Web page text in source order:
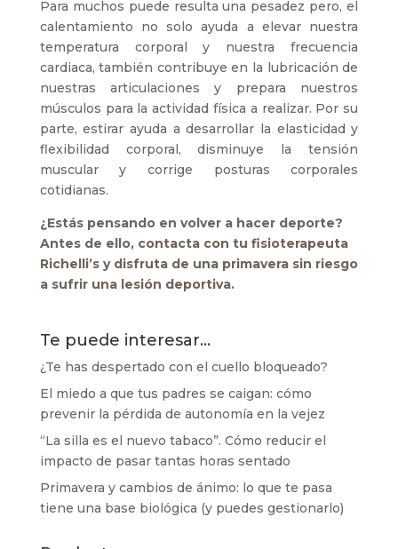
Para muchos puede resulta una pesadez pero, el
calentamiento no solo ayuda a elevar nuestra
temperatura corporal y nuestra frecuencia
cardiaca, también contribuye en la lubricación de
nuestras articulaciones y prepara nuestros
músculos para la actividad física a realizar. Por su
parte, estirar ayuda a desarrollar la elasticidad y
flexibilidad corporal, disminuye la tensión
muscular y corrige posturas corporales
cotidianas.
¿Estás pensando en volver a hacer deporte?
Antes de ello, contacta con tu fisioterapeuta
Richelli’s y disfruta de una primavera sin riesgo
a sufrir una lesión deportiva.
Te puede interesar…
¿Te has despertado con el cuello bloqueado?
El miedo a que tus padres se caigan: cómo
prevenir la pérdida de autonomía en la vejez
“La silla es el nuevo tabaco”. Cómo reducir el
impacto de pasar tantas horas sentado
Primavera y cambios de ánimo: lo que te pasa
tiene una base biológica (y puedes gestionarlo)